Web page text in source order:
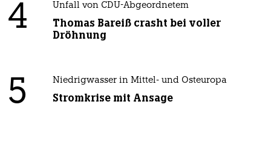
4 Unfall von CDU-Abgeordnetem
Thomas Bareiß crasht bei voller
Dröhnung
5 Niedrigwasser in Mittel- und Osteuropa
Stromkrise mit Ansage